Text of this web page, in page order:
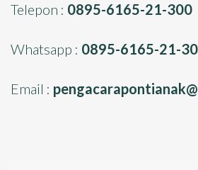
Telepon : 0895-6165-21-300
Whatsapp : 0895-6165-21-
Email :